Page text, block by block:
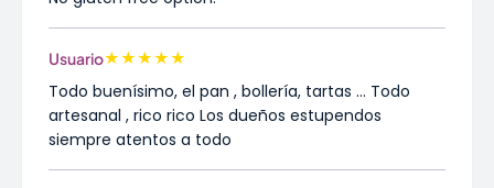
Usuario★★★★★
Todo buenísimo, el pan , bollería, tartas ... Todo
artesanal , rico rico Los dueños estupendos
siempre atentos a todo